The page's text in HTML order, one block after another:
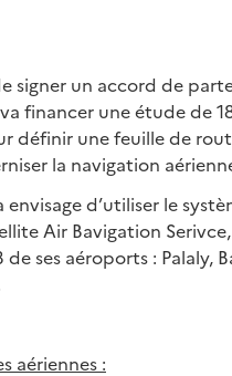
signer un accord de
financer une étude de
définir une feuille de
la navigation
envisage d’utiliser le
Air Bavigation
de ses aéroports : Palaly,
aériennes :